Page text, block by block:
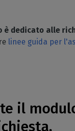
SOFTWARE
Software
è dedicato alle
linee guida per
il